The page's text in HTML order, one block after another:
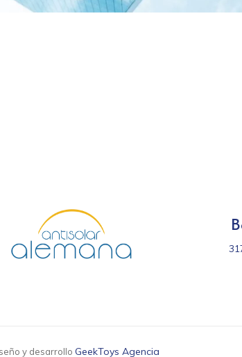
y desarrollo GeekToys Agencia